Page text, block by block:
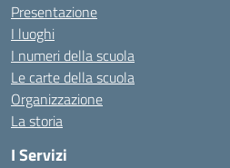
Presentazione
I luoghi
I numeri della scuola
Le carte della scuola
Organizzazione
La storia
I Servizi